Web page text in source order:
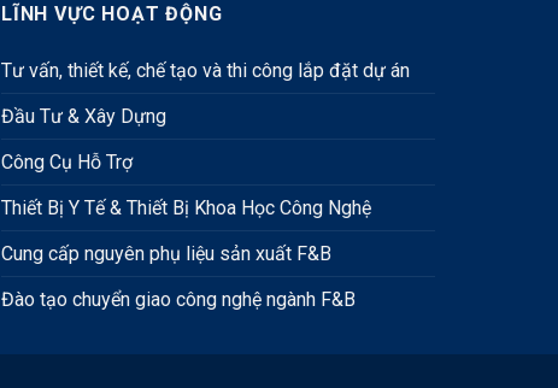
LĨNH VỰC HOẠT ĐỘNG
Tư vấn, thiết kế, chế tạo và thi công lắp đặt dự án
Đầu Tư & Xây Dựng
Công Cụ Hỗ Trợ
Thiết Bị Y Tế & Thiết Bị Khoa Học Công Nghệ
Cung cấp nguyên phụ liệu sản xuất F&B
Đào tạo chuyển giao công nghệ ngành F&B